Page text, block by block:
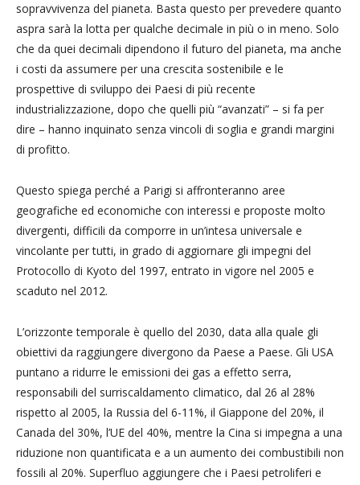
sopravvivenza del pianeta. Basta questo per prevedere quanto
aspra sarà la lotta per qualche decimale in più o in meno. Solo
che da quei decimali dipendono il futuro del pianeta, ma anche
i costi da assumere per una crescita sostenibile e le
prospettive di sviluppo dei Paesi di più recente
industrializzazione, dopo che quelli più “avanzati” – si fa per
dire – hanno inquinato senza vincoli di soglia e grandi margini
di profitto.
Questo spiega perché a Parigi si affronteranno aree
geografiche ed economiche con interessi e proposte molto
divergenti, difficili da comporre in un’intesa universale e
vincolante per tutti, in grado di aggiornare gli impegni del
Protocollo di Kyoto del 1997, entrato in vigore nel 2005 e
scaduto nel 2012.
L’orizzonte temporale è quello del 2030, data alla quale gli
obiettivi da raggiungere divergono da Paese a Paese. Gli USA
puntano a ridurre le emissioni dei gas a effetto serra,
responsabili del surriscaldamento climatico, dal 26 al 28%
rispetto al 2005, la Russia del 6-11%, il Giappone del 20%, il
Canada del 30%, l’UE del 40%, mentre la Cina si impegna a una
riduzione non quantificata e a un aumento dei combustibili non
fossili al 20%. Superfluo aggiungere che i Paesi petroliferi e